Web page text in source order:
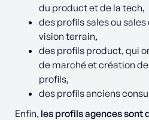
du product et de la tech,
des profils sales ou
vision terrain,
des profils product, qui
de marché et création
profils,
des profils anciens
Enfin, les profils agences sont